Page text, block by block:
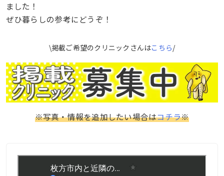
ました！
ぜひ暮らしの参考にどうぞ！
\掲載ご希望のクリニックさんはこちら/
※写真・情報を追加したい場合はコチラ※